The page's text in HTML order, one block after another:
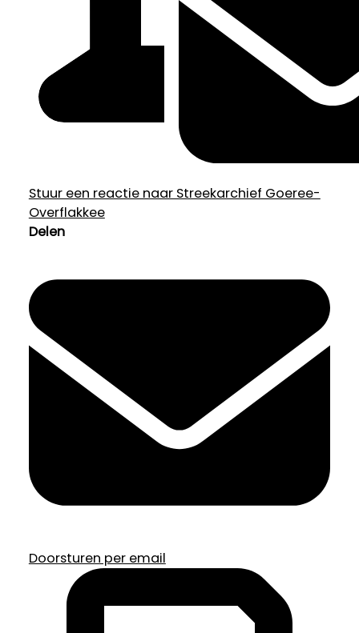
Stuur een reactie naar Streekarchief Goeree-
Overflakkee
Delen
Doorsturen per email